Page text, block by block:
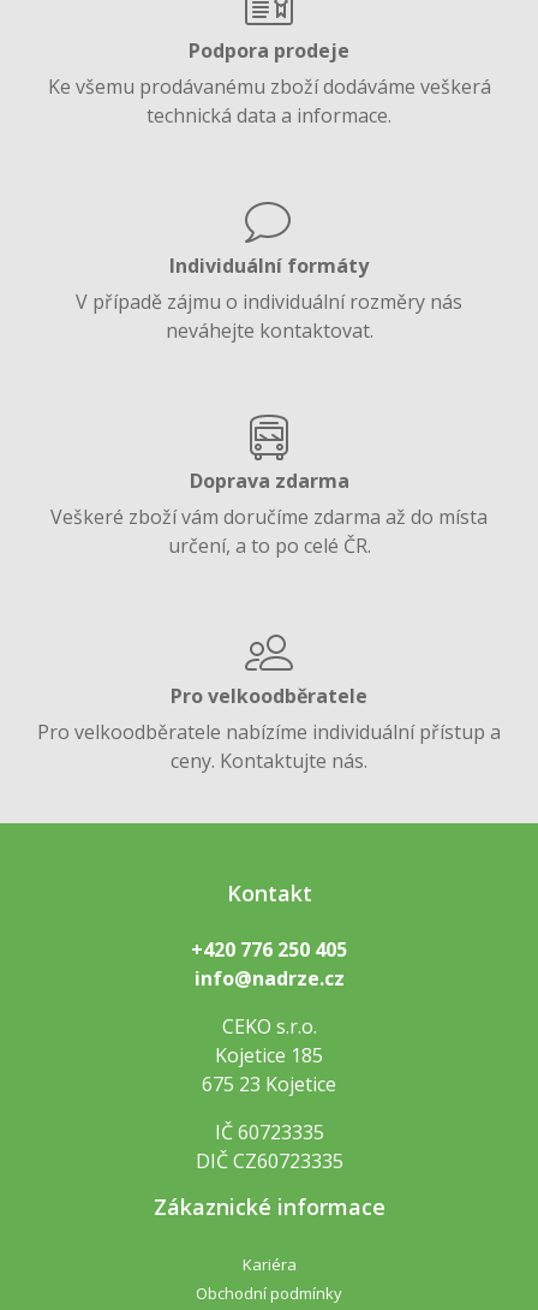
Podpora prodeje
Ke všemu prodávanému zboží dodáváme veškerá
technická data a informace.
Individuální formáty
V případě zájmu o individuální rozměry nás
neváhejte kontaktovat.
Doprava zdarma
Veškeré zboží vám doručíme zdarma až do místa
určení, a to po celé ČR.
Pro velkoodběratele
Pro velkoodběratele nabízíme individuální přístup a
ceny. Kontaktujte nás.
Kontakt
+420 776 250 405
info@nadrze.cz
CEKO s.r.o.
Kojetice 185
675 23 Kojetice
IČ 60723335
DIČ CZ60723335
Zákaznické informace
Kariéra
Obchodní podmínky